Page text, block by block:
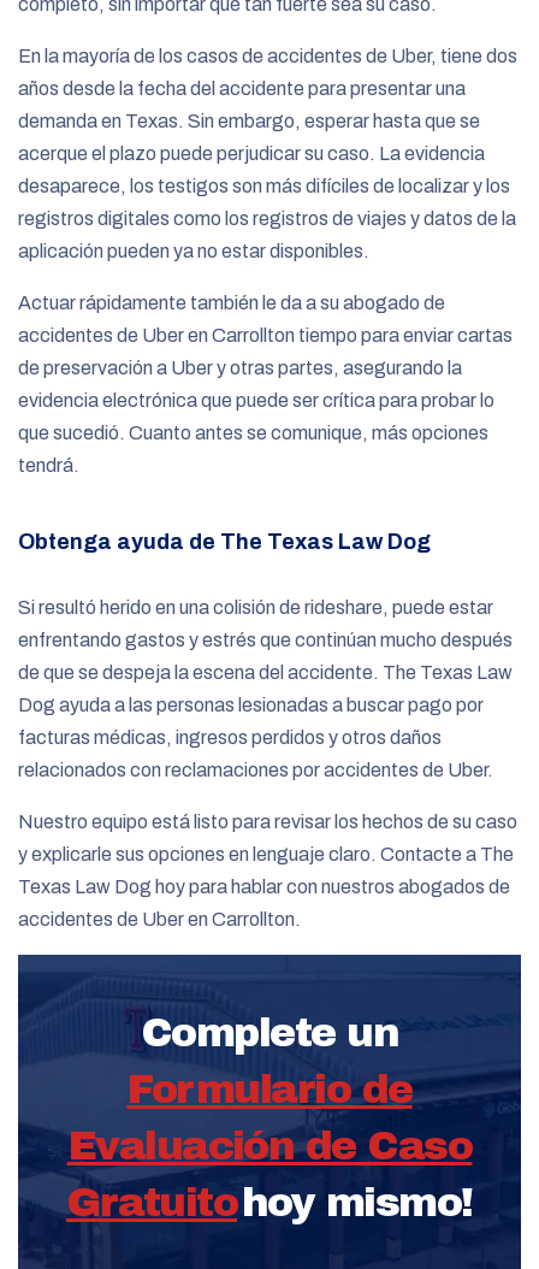
En la mayoría de los casos de accidentes de Uber, tiene dos
años desde la fecha del accidente para presentar una
demanda en Texas. Sin embargo, esperar hasta que se
acerque el plazo puede perjudicar su caso. La evidencia
desaparece, los testigos son más difíciles de localizar y los
registros digitales como los registros de viajes y datos de la
aplicación pueden ya no estar disponibles.
Actuar rápidamente también le da a su abogado de
accidentes de Uber en Carrollton tiempo para enviar cartas
de preservación a Uber y otras partes, asegurando la
evidencia electrónica que puede ser crítica para probar lo
que sucedió. Cuanto antes se comunique, más opciones
tendrá.
Obtenga ayuda de The Texas Law Dog
Si resultó herido en una colisión de rideshare, puede estar
enfrentando gastos y estrés que continúan mucho después
de que se despeja la escena del accidente. The Texas Law
Dog ayuda a las personas lesionadas a buscar pago por
facturas médicas, ingresos perdidos y otros daños
relacionados con reclamaciones por accidentes de Uber.
Nuestro equipo está listo para revisar los hechos de su caso
y explicarle sus opciones en lenguaje claro. Contacte a The
Texas Law Dog hoy para hablar con nuestros abogados de
accidentes de Uber en Carrollton.
Complete un
Formulario de
Evaluación de Caso
Gratuitohoy mismo!